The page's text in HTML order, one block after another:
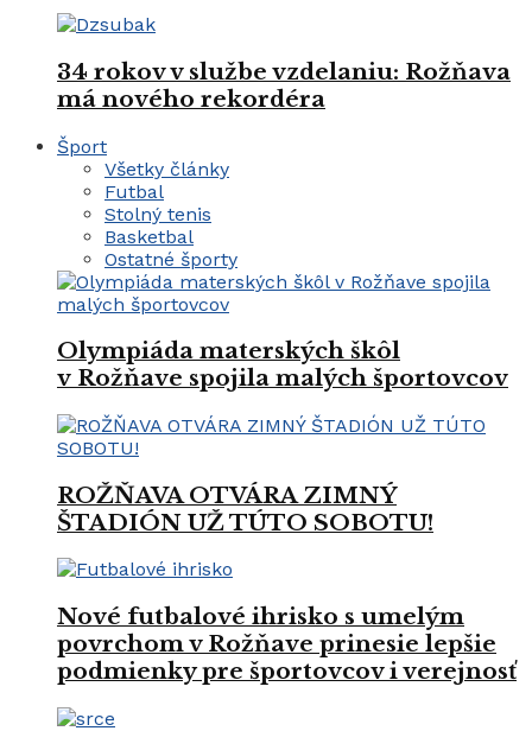
34 rokov v službe vzdelaniu: Rožňava
má nového rekordéra
Šport
Všetky články
Futbal
Stolný tenis
Basketbal
Ostatné športy
Olympiáda materských škôl
v Rožňave spojila malých športovcov
ROŽŇAVA OTVÁRA ZIMNÝ
ŠTADIÓN UŽ TÚTO SOBOTU!
Nové futbalové ihrisko s umelým
povrchom v Rožňave prinesie lepšie
podmienky pre športovcov i verejnosť